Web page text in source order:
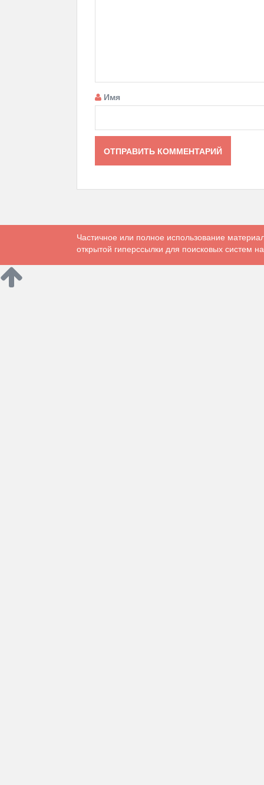
Имя
Частичное или полное использование
открытой гиперссылки для поисковых систем